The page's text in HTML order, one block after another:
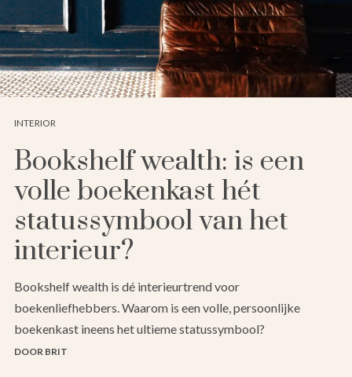
INTERIOR
Bookshelf wealth: is een
volle boekenkast hét
statussymbool van het
interieur?
Bookshelf wealth is dé interieurtrend voor
boekenliefhebbers. Waarom is een volle, persoonlijke
boekenkast ineens het ultieme statussymbool?
DOOR BRIT